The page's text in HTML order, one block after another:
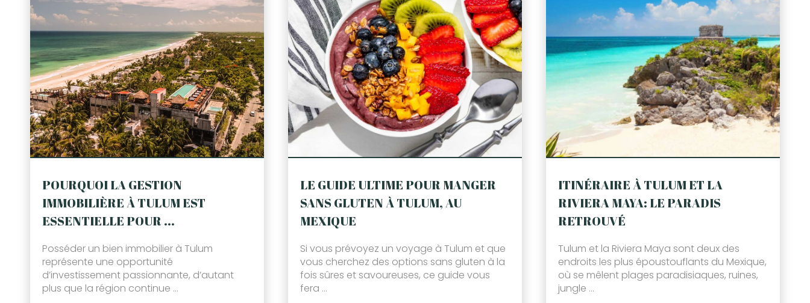
POURQUOI LA GESTION
IMMOBILIÈRE À TULUM EST
ESSENTIELLE POUR ...
Posséder un bien immobilier à Tulum
représente une opportunité
d’investissement passionnante, d’autant
plus que la région continue ...
LE GUIDE ULTIME POUR MANGER
SANS GLUTEN À TULUM, AU
MEXIQUE
Si vous prévoyez un voyage à Tulum et que
vous cherchez des options sans gluten à la
fois sûres et savoureuses, ce guide vous
fera ...
ITINÉRAIRE À TULUM ET LA
RIVIERA MAYA: LE PARADIS
RETROUVÉ
Tulum et la Riviera Maya sont deux des
endroits les plus époustouflants du Mexique,
où se mêlent plages paradisiaques, ruines,
jungle ...